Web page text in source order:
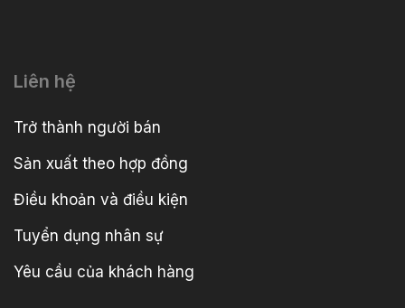
Liên hệ
Trở thành người bán
Sản xuất theo hợp đồng
Điều khoản và điều kiện
Tuyển dụng nhân sự
Yêu cầu của khách hàng